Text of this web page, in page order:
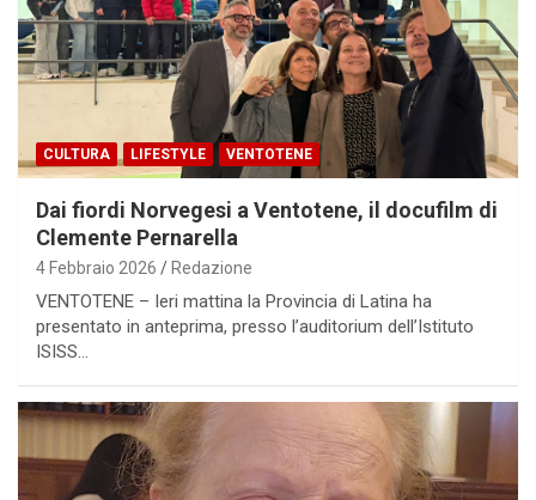
CULTURA LIFESTYLE VENTOTENE
Dai fiordi Norvegesi a Ventotene, il docufilm di
Clemente Pernarella
4 Febbraio 2026 Redazione
VENTOTENE – Ieri mattina la Provincia di Latina ha
presentato in anteprima, presso l’auditorium dell’Istituto
ISISS…